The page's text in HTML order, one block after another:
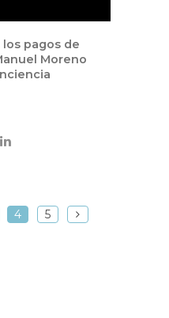
pagos de
Moreno
4 5